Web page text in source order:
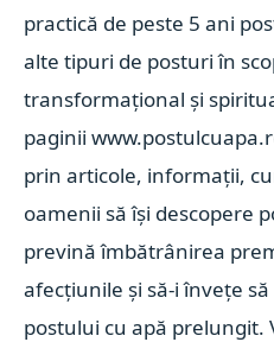
practică de peste 5 ani
alte tipuri de posturi în
transformațional și
paginii
prin articole, informații,
oamenii să își descopere
prevină îmbătrânirea
afecțiunile și să-i învețe
postului cu apă prelungit.